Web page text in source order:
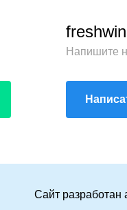
Напишите
Сайт разработан